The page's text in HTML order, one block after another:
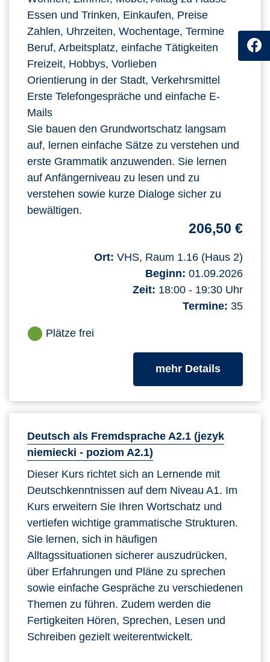
Essen und Trinken, Einkaufen, Preise
Zahlen, Uhrzeiten, Wochentage, Termine
Beruf, Arbeitsplatz, einfache Tätigkeiten
Freizeit, Hobbys, Vorlieben
Orientierung in der Stadt, Verkehrsmittel
Erste Telefongespräche und einfache E-
Mails
Sie bauen den Grundwortschatz langsam
auf, lernen einfache Sätze zu verstehen und
erste Grammatik anzuwenden. Sie lernen
auf Anfängerniveau zu lesen und zu
verstehen sowie kurze Dialoge sicher zu
bewältigen.
206,50 €
Ort: VHS, Raum 1.16 (Haus 2)
Beginn: 01.09.2026
Zeit: 18:00 - 19:30 Uhr
Termine: 35
Plätze frei
mehr Detailszum
Deutsch als Fremdsprache A2.1 (jezyk
niemiecki - poziom A2.1)
Dieser Kurs richtet sich an Lernende mit
Deutschkenntnissen auf dem Niveau A1. Im
Kurs erweitern Sie Ihren Wortschatz und
vertiefen wichtige grammatische Strukturen.
Sie lernen, sich in häufigen
Alltagssituationen sicherer auszudrücken,
über Erfahrungen und Pläne zu sprechen
sowie einfache Gespräche zu verschiedenen
Themen zu führen. Zudem werden die
Fertigkeiten Hören, Sprechen, Lesen und
Schreiben gezielt weiterentwickelt.